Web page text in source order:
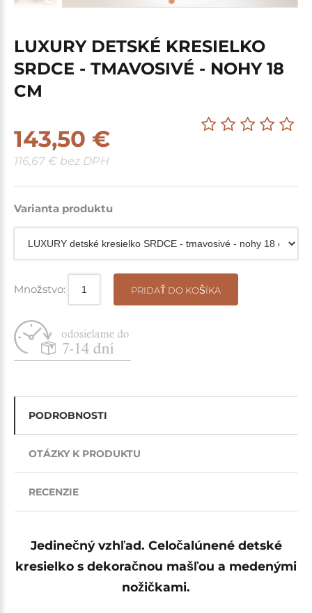
LUXURY DETSKÉ KRESIELKO
SRDCE - TMAVOSIVÉ - NOHY 18
CM
143,50 €
116,67 € bez DPH
Varianta produktu
Množstvo: PRIDAŤ DO KOŠÍKA
PODROBNOSTI
OTÁZKY K PRODUKTU
RECENZIE
Jedinečný vzhľad. Celočalúnené detské
kresielko s dekoračnou mašľou a medenými
nožičkami.